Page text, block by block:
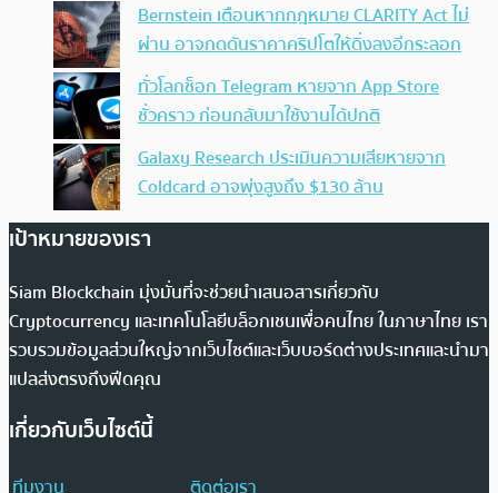
Bernstein เตือนหากกฎหมาย CLARITY Act ไม่
ผ่าน อาจกดดันราคาคริปโตให้ดิ่งลงอีกระลอก
ทั่วโลกช็อก Telegram หายจาก App Store
ชั่วคราว ก่อนกลับมาใช้งานได้ปกติ
Galaxy Research ประเมินความเสียหายจาก
Coldcard อาจพุ่งสูงถึง $130 ล้าน
เป้าหมายของเรา
Siam Blockchain มุ่งมั่นที่จะช่วยนำเสนอสารเกี่ยวกับ
Cryptocurrency และเทคโนโลยีบล็อกเชนเพื่อคนไทย ในภาษาไทย เรา
รวบรวมข้อมูลส่วนใหญ่จากเว็บไซต์และเว็บบอร์ดต่างประเทศและนำมา
แปลส่งตรงถึงฟีดคุณ
เกี่ยวกับเว็บไซต์นี้